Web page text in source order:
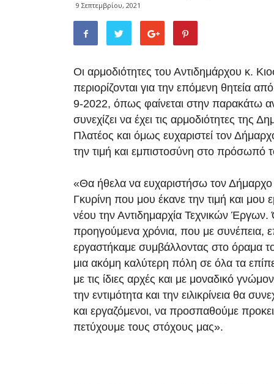
9 Σεπτεμβρίου, 2021
Οι αρμοδιότητες του Αντιδημάρχου κ.
περιορίζονται για την επόμενη θητεία
9-2022, όπως φαίνεται στην παρακάτω
συνεχίζει να έχει τις αρμοδιότητες της
Πλατέος και όμως ευχαριστεί τον
την τιμή και εμπιστοσύνη στο πρόσωπό
«Θα ήθελα να ευχαριστήσω τον
Γκυρίνη που μου έκανε την τιμή και μου
νέου την Αντιδημαρχία Τεχνικών
προηγούμενα χρόνια, που με συνέπεια,
εργαστήκαμε συμβάλλοντας στο όραμα
μια ακόμη καλύτερη πόλη σε όλα τα
με τις ίδιες αρχές και με μοναδικό
την εντιμότητα και την ειλικρίνεια θα
και εργαζόμενοι, να προσπαθούμε
πετύχουμε τους στόχους μας».